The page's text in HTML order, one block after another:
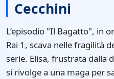
Cecchini
L’episodio "Il Bagatto", in
Rai 1, scava nelle fragilità
serie. Elisa, frustrata dalla
si rivolge a una maga per